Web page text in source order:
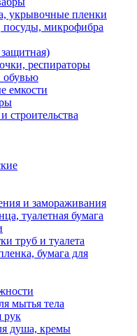
укрывочные пленки
посуды, микрофибра
респираторы
обувью
емкости
строительства
и замораживания
туалетная бумага
труб и туалета
бумага для
мытья тела
рук
душа, кремы